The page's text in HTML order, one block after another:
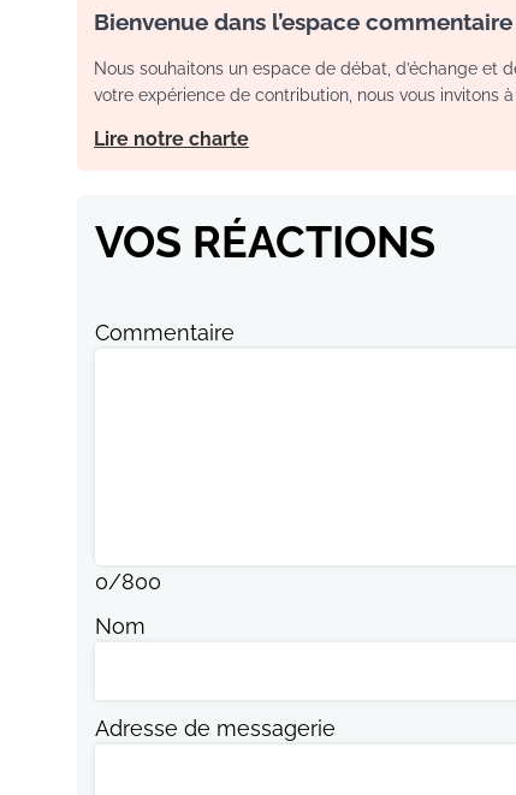
Bienvenue dans l’espace commentaire
Nous souhaitons un espace de débat, d’échange et
votre expérience de contribution, nous vous invitons
Lire notre charte
VOS RÉACTIONS
Commentaire
0/800
Nom
Adresse de messagerie